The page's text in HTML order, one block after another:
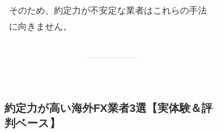
そのため、約定力が不安定な業者はこれらの手法
に向きません。
約定力が高い海外FX業者3選【実体験＆評
判ベース】